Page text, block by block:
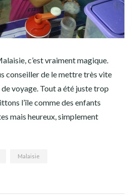
c’est vraiment magique.
conseiller de le mettre très vite
voyage. Tout a été juste trop
l’île comme des enfants
mais heureux, simplement
Malaisie